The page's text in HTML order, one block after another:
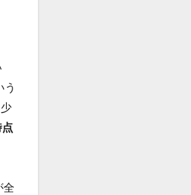
全